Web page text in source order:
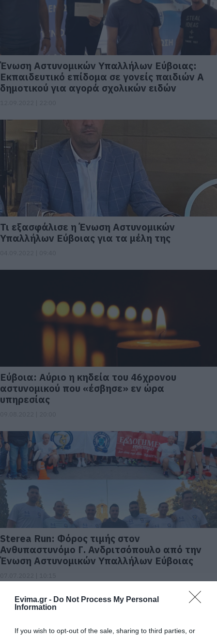
Evima.gr - Do Not Process My Personal
Information
If you wish to opt-out of the sale, sharing to third parties, or
Ένωση Αστυνομικών Υπαλλήλων Εύβοιας:
Εκπαιδευτικό επίδομα σε γονείς παιδιών Α
δημοτικού για αγορά σχολικών ειδών
Τι εξασφάλισε η Ένωση Αστυνομικών
Υπαλλήλων Εύβοιας για τα μέλη της
Εύβοια: Αύριο η κηδεία του 46χρονου
αστυνομικού που «έσβησε» εν ώρα
υπηρεσίας
Sterea Run: Φόρος τιμής στον
Ανθυπαστυνόμο Γ. Ανδριτσόπουλο από την
Ένωση Αστυνομικών Υπαλλήλων Εύβοιας